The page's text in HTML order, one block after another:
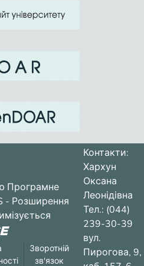
Програмне
- Розширення
Зворотній
зв'язок
Контакти:
Хархун
Оксана
Леонідівна
Тел.: (044)
239-30-39
вул.
Пирогова, 9,